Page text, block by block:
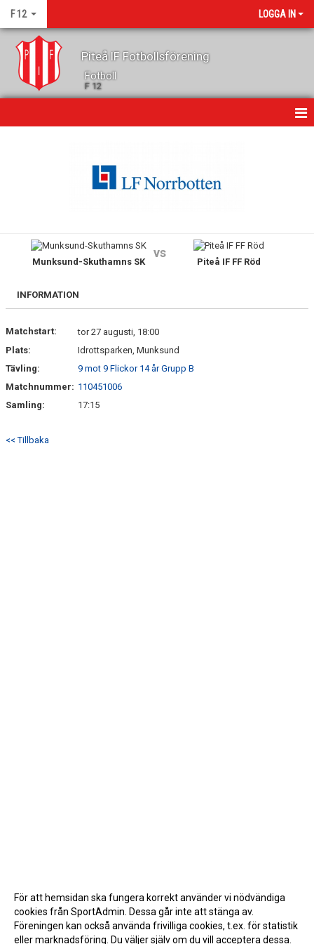
F 12 LOGGA IN
Piteå IF Fotbollsförening
Fotboll
F 12
TRUPPEN
GÄSTBOK
KONTAKT
BILDGALLERI
MEDLEMSSKAP
Munksund-Skuthamns SK
vs
Piteå IF FF Röd
INFORMATION
Matchstart:
tor 27 augusti, 18:00
Plats:
Idrottsparken, Munksund
Tävling:
9 mot 9 Flickor 14 år Grupp B
Matchnummer: 110451006
Samling:
17:15
<< Tillbaka
För att hemsidan ska fungera korrekt använder vi nödvändiga
cookies från SportAdmin. Dessa går inte att stänga av.
Föreningen kan också använda frivilliga cookies, t.ex. för statistik
eller marknadsföring. Du väljer själv om du vill acceptera dessa.